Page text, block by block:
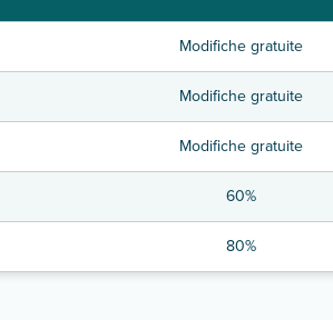
Modifiche gratuite
Modifiche gratuite
Modifiche gratuite
60%
80%